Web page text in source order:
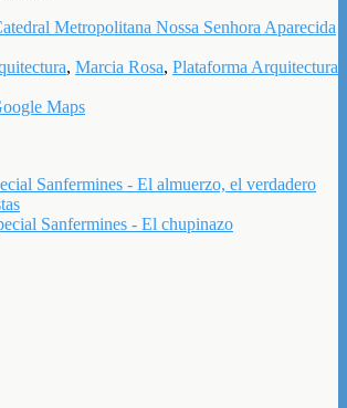
Metropolitana Nossa Senhora Aparecida
, Marcia Rosa, Plataforma Arquitectura
Maps
Sanfermines - El almuerzo, el verdadero
Sanfermines - El chupinazo